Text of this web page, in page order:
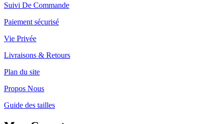
Suivi De Commande
Paiement sécurisé
Vie Privée
Livraisons & Retours
Plan du site
Propos Nous
Guide des tailles